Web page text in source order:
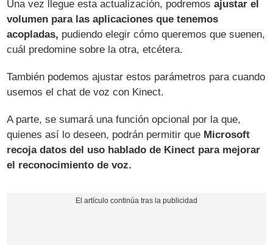
Una vez llegue esta actualización, podremosajustar el
volumen para las aplicaciones que tenemos
acopladas, pudiendo elegir cómo queremos que suenen,
cuál predomine sobre la otra, etcétera.
También podemos ajustar estos parámetros para cuando
usemos el chat de voz con Kinect.
A parte, se sumará una función opcional por la que,
quienes así lo deseen, podrán permitir que Microsoft
recoja datos del uso hablado de Kinect para mejorar
el reconocimiento de voz.